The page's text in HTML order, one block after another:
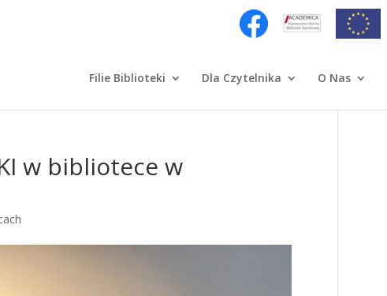
Filie Biblioteki Dla Czytelnika O Nas
w bibliotece w